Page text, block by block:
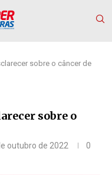
sobre o câncer de
sobre o
outubro de 2022
0